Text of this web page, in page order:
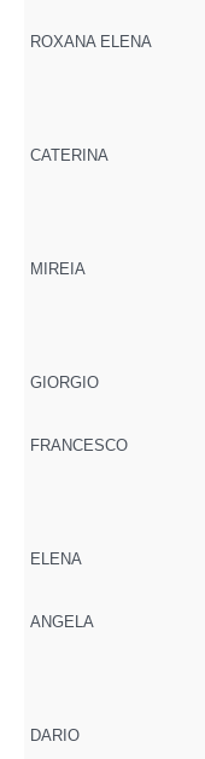
ROXANA ELENA
CATERINA
MIREIA
GIORGIO
FRANCESCO
ELENA
ANGELA
DARIO